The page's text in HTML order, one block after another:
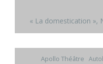
« La domestication »,
Apollo Théâtre